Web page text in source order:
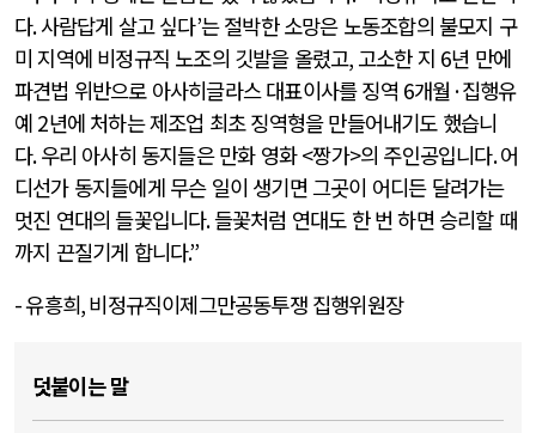
다.사람답게 살고 싶다’는 절박한 소망은 노동조합의 불모지 구
미 지역에 비정규직 노조의 깃발을 올렸고, 고소한 지 6년 만에
파견법 위반으로 아사히글라스 대표이사를 징역 6개월 ·집행유
예 2년에 처하는 제조업 최초 징역형을 만들어내기도 했습니
다.우리 아사히 동지들은 만화 영화<짱가>의 주인공입니다.어
디선가 동지들에게 무슨 일이 생기면 그곳이 어디든 달려가는
멋진 연대의 들꽃입니다.들꽃처럼 연대도 한 번 하면 승리할 때
까지 끈질기게 합니다.”
-유흥희,비정규직이제그만공동투쟁 집행위원장
덧붙이는 말